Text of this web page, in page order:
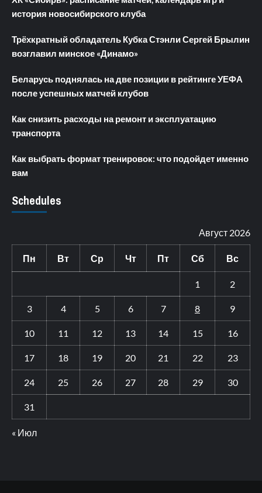
история новосибирского клуба
Трёхкратный обладатель Кубка Стэнли Сергей Брылин
возглавил минское «Динамо»
Беларусь поднялась на две позиции в рейтинге УЕФА
после успешных матчей клубов
Как снизить расходы на ремонт и эксплуатацию
транспорта
Как выбрать формат тренировок: что подойдет именно
вам
Schedules
Август 2026
Пн Вт Ср Чт Пт Сб Вс
1 2
3 4 5 6 7 8 9
10 11 12 13 14 15 16
17 18 19 20 21 22 23
24 25 26 27 28 29 30
31
« Июл